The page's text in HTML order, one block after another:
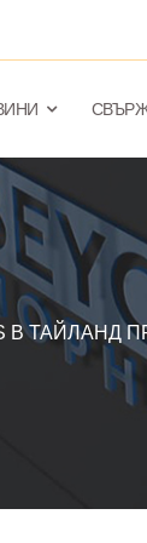
В ТАЙЛАНД